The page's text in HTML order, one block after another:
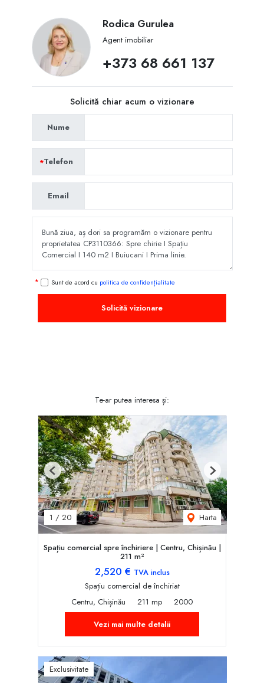
Rodica Gurulea
Agent imobiliar
+373 68 661 137
Solicită chiar acum o vizionare
Nume
Telefon
Email
Sunt de acord cu politica de confidențialitate
Solicită vizionare
Te-ar putea interesa și:
1 / 20 Harta
Previous Next
Spațiu comercial spre închiriere | Centru, Chișinău |
211 m²
2,520 € TVA inclus
Spațiu comercial de închiriat
Centru, Chișinău
211 mp
2000
Vezi mai multe detalii
Exclusivitate